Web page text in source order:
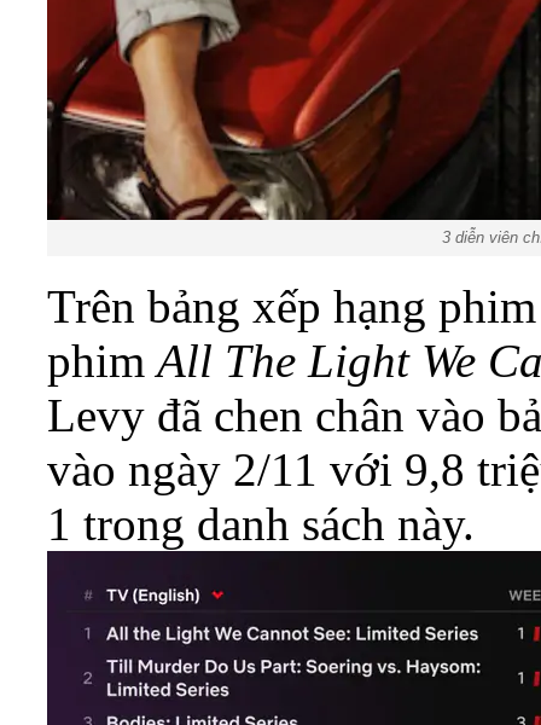
3 diễn viên
Trên bảng xếp hạng
phimAll The Light We
Levy đã chen chân vào
vào ngày 2/11 với 9,8
1 trong danh sách này.